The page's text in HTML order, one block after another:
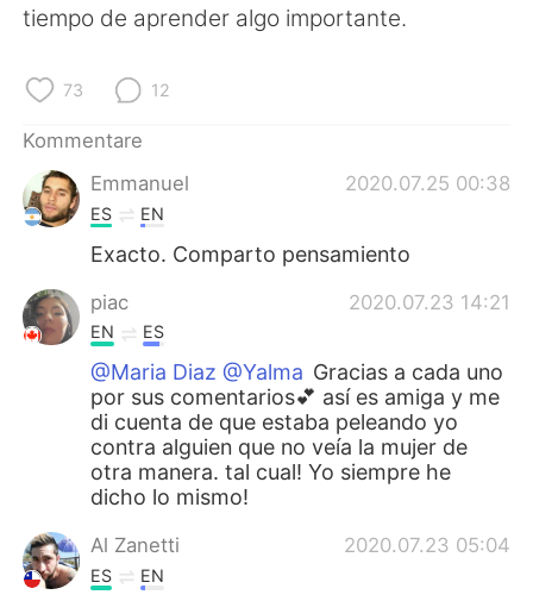
繁體中文 Español
العربية
日本語
Русский
Indonesia Italiano
Türkçe
Português
tiempo de aprender algo importante.
73 12
Kommentare
Emmanuel
2020.07.25 00:38
ES EN
Exacto. Comparto pensamiento
piac 2020.07.23 14:21
EN ES
@Maria Diaz @Yalma Gracias a cada uno
por sus comentarios💕 así es amiga y me
di cuenta de que estaba peleando yo
contra alguien que no veía la mujer de
otra manera. tal cual! Yo siempre he
dicho lo mismo!
Al Zanetti 2020.07.23 05:04
ES EN